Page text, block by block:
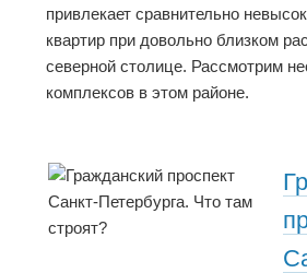
привлекает сравнительно
квартир при довольно близком
северной столице. Рассмотрим
комплексов в этом районе.